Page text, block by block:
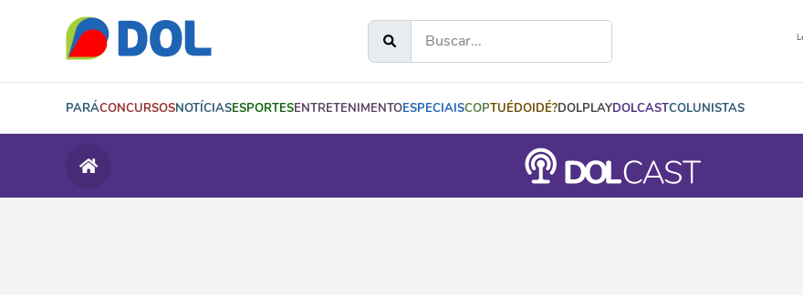
PARÁCONCURSOSNOTÍCIASESPORTESENTRETENIMENTOESPECIAISCOPTUÉDOIDÉ?DOLPLAYDOLCASTCOLUNISTAS